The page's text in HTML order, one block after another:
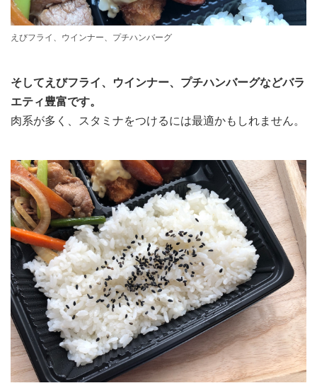
えびフライ、ウインナー、プチハンバーグ
そしてえびフライ、ウインナー、プチハンバーグなどバラ
エティ豊富です。
肉系が多く、スタミナをつけるには最適かもしれません。